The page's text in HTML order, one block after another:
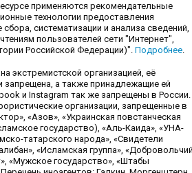
применяются рекомендательные
технологии предоставления
систематизации и анализа сведений,
пользователей сети "Интернет",
Российской Федерации)". Подробнее.
экстремистской организацией, её
запрещена, а также принадлежащие ей
и Instagram так же запрещены в России.
организации, запрещенные в
«Азов», «Украинская повстанческая
государство), «Аль-Каида», «УНА-
татарского народа», «Свидетели
«Исламская группа»,
«Мужское государство», «Штабы